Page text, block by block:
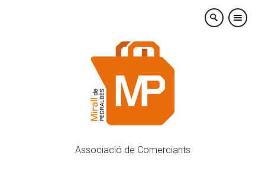
×
Associació de Comerciants